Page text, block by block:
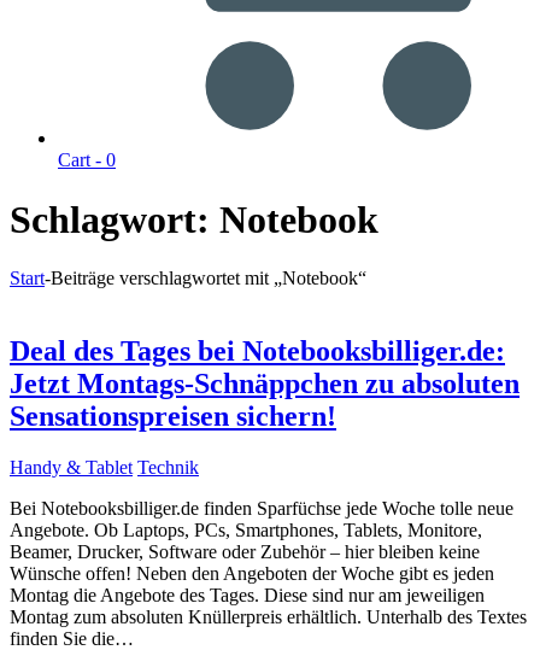
Cart - 0
Schlagwort: Notebook
Start-Beiträge verschlagwortet mit „Notebook“
Deal des Tages bei Notebooksbilliger.de:
Jetzt Montags-Schnäppchen zu absoluten
Sensationspreisen sichern!
Handy & Tablet Technik
Bei Notebooksbilliger.de finden Sparfüchse jede Woche tolle neue
Angebote. Ob Laptops, PCs, Smartphones, Tablets, Monitore,
Beamer, Drucker, Software oder Zubehör – hier bleiben keine
Wünsche offen! Neben den Angeboten der Woche gibt es jeden
Montag die Angebote des Tages. Diese sind nur am jeweiligen
Montag zum absoluten Knüllerpreis erhältlich. Unterhalb des Textes
finden Sie die…